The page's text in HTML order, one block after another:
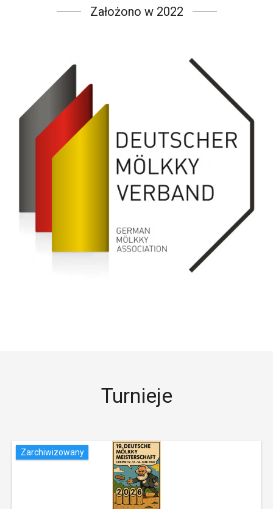
Założono w 2022
Turnieje
Zarchiwizowany